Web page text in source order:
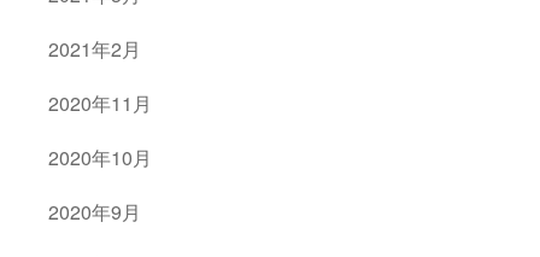
2021年2月
2020年11月
2020年10月
2020年9月